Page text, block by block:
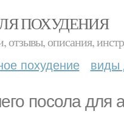
ПОХУДЕНИЯ
отзывы, описания,
похудение виды
посола для